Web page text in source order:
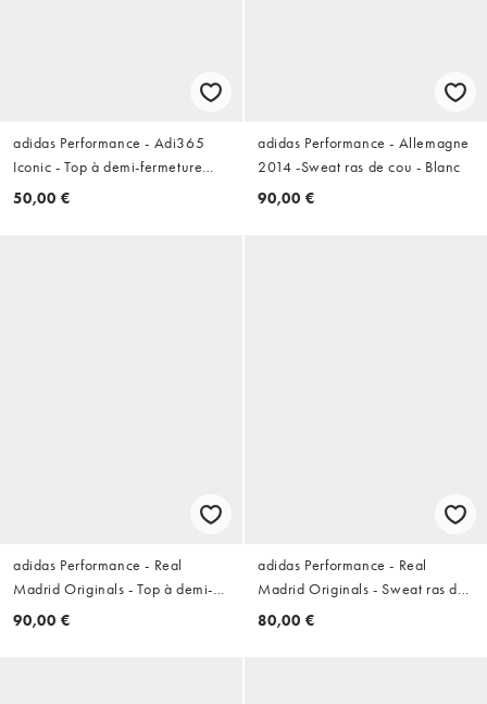
adidas Performance - Adi365
Iconic - Top à demi-fermeture
éclair - Indigo technique et blanc
50,00 €
adidas Performance - Allemagne
2014 -Sweat ras de cou - Blanc
90,00 €
adidas Performance - Real
Madrid Originals - Top à demi-
fermeture éclair - Blanc
90,00 €
adidas Performance - Real
Madrid Originals - Sweat ras de
cou - Bleu foncé
80,00 €